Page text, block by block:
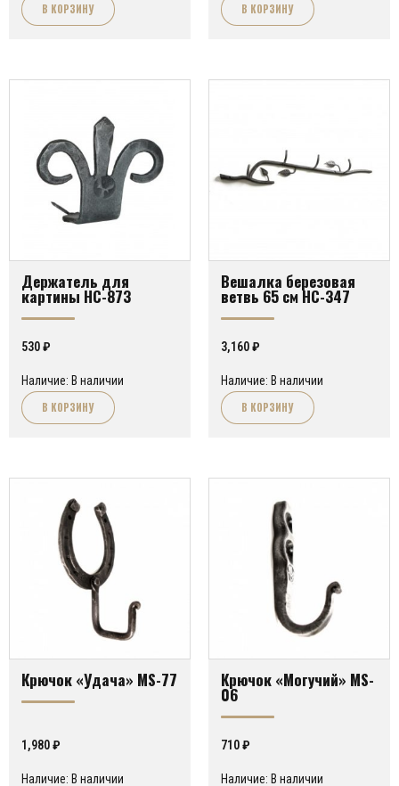
В КОРЗИНУ
В КОРЗИНУ
Держатель для
картины HC-873
530₽
Наличие: В наличии
В КОРЗИНУ
Вешалка березовая
ветвь 65 см HC-347
3,160₽
Наличие: В наличии
В КОРЗИНУ
Крючок «Удача» MS-77
1,980₽
Наличие: В наличии
Крючок «Могучий» MS-
06
710₽
Наличие: В наличии